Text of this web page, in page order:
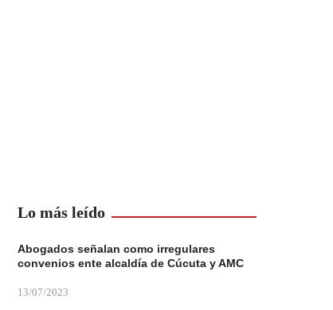
Lo más leído
Abogados señalan como irregulares
convenios ente alcaldía de Cúcuta y AMC
13/07/2023